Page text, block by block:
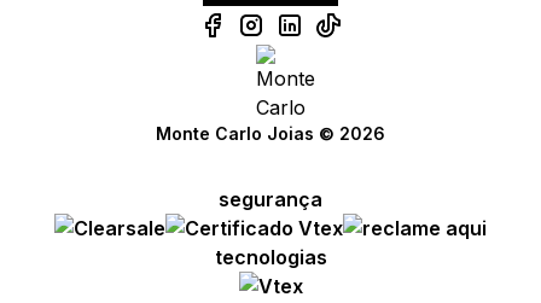
Compre com um Embaixador
Consulte seu pedido
Compre com um Embaixador
Consulte seu pedido
Monte Carlo Joias © 2026
segurança
tecnologias
Compre com um Embaixador
Consulte seu pedido